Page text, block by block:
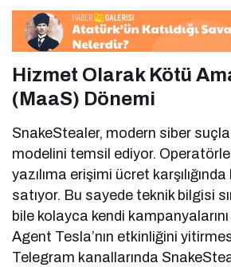
Hizmet Olarak Kötü
(MaaS) Dönemi
SnakeStealer, modern siber
modelini temsil ediyor.
yazılıma erişimi ücret
satıyor. Bu sayede teknik bilgisi
bile kolayca kendi
Agent Tesla’nın etkinliğini
Telegram kanallarında